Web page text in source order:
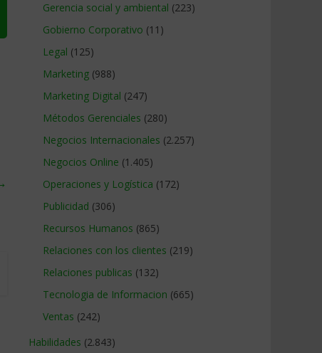
Gerencia social y ambiental (223)
Gobierno Corporativo (11)
Legal (125)
Marketing (988)
Marketing Digital (247)
Métodos Gerenciales (280)
Negocios Internacionales (2.257)
Negocios Online (1.405)
Operaciones y Logística (172)
Publicidad (306)
Recursos Humanos (865)
Relaciones con los clientes (219)
Relaciones publicas (132)
Tecnologia de Informacion (665)
Ventas (242)
Habilidades (2.843)